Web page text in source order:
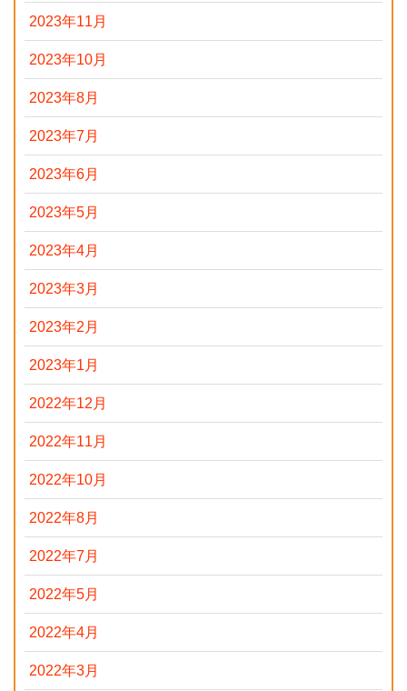
2023年11月
2023年10月
2023年8月
2023年7月
2023年6月
2023年5月
2023年4月
2023年3月
2023年2月
2023年1月
2022年12月
2022年11月
2022年10月
2022年8月
2022年7月
2022年5月
2022年4月
2022年3月